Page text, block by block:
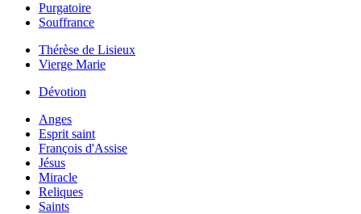
Purgatoire
Souffrance
Thérèse de Lisieux
Vierge Marie
Dévotion
Anges
Esprit saint
François d'Assise
Jésus
Miracle
Reliques
Saints